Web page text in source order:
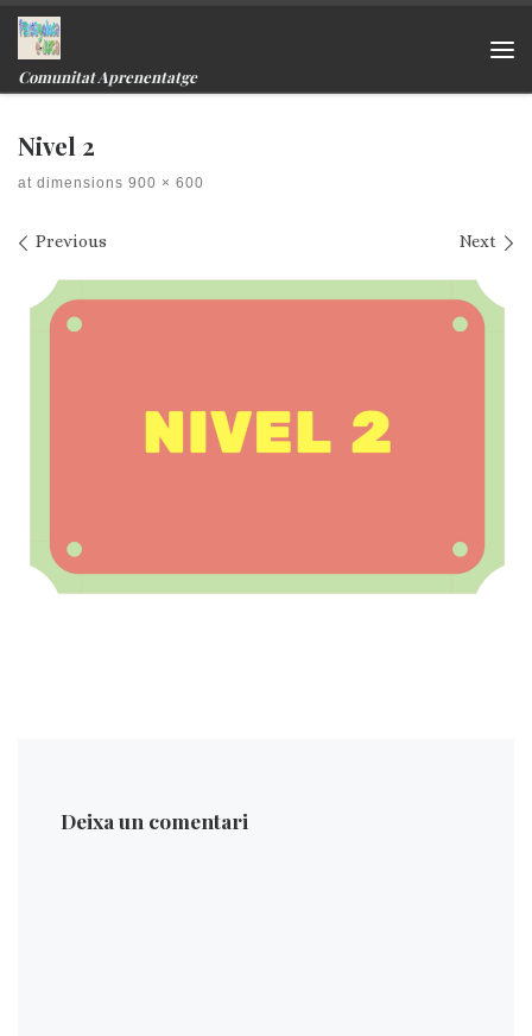
Skip to content
Comunitat Aprenentatge
Nivel 2
at dimensions 900 × 600
Images navigation
Previous Next
Deixa un comentari